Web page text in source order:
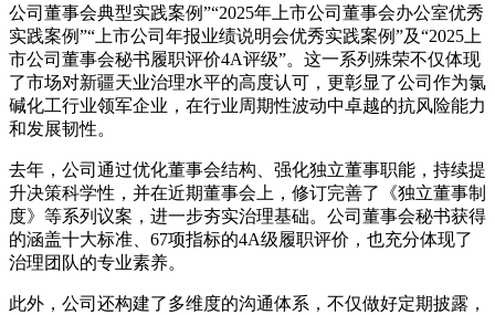
公司董事会典型实践案例”“2025年上市公司董事会办公室优秀
实践案例”“上市公司年报业绩说明会优秀实践案例”及“2025上
市公司董事会秘书履职评价4A评级”。这一系列殊荣不仅体现
了市场对新疆天业治理水平的高度认可，更彰显了公司作为氯
碱化工行业领军企业，在行业周期性波动中卓越的抗风险能力
和发展韧性。
去年，公司通过优化董事会结构、强化独立董事职能，持续提
升决策科学性，并在近期董事会上，修订完善了《独立董事制
度》等系列议案，进一步夯实治理基础。公司董事会秘书获得
的涵盖十大标准、67项指标的4A级履职评价，也充分体现了
治理团队的专业素养。
此外，公司还构建了多维度的沟通体系，不仅做好定期披露，